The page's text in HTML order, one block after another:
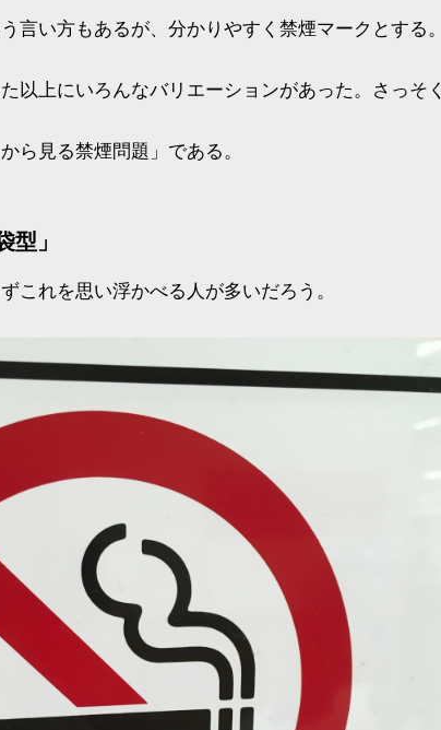
言い方もあるが、分かりやすく禁煙マークとする。
以上にいろんなバリエーションがあった。さっそく
ら見る禁煙問題」である。
型」
これを思い浮かべる人が多いだろう。